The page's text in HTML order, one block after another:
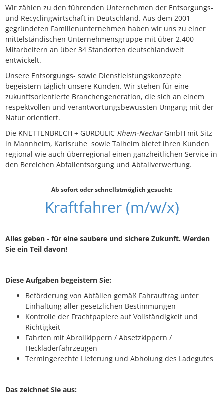
Wir zählen zu den führenden Unternehmen der Entsorgungs-
und Recyclingwirtschaft in Deutschland. Aus dem 2001
gegründeten Familienunternehmen haben wir uns zu einer
mittelständischen Unternehmensgruppe mit über 2.400
Mitarbeitern an über 34 Standorten deutschlandweit
entwickelt.
Unsere Entsorgungs- sowie Dienstleistungskonzepte
begeistern täglich unsere Kunden. Wir stehen für eine
zukunftsorientierte Branchengeneration, die sich an einem
respektvollen und verantwortungsbewussten Umgang mit der
Natur orientiert.
Die KNETTENBRECH + GURDULIC Rhein-Neckar GmbH mit Sitz
in Mannheim, Karlsruhe sowie Talheim bietet ihren Kunden
regional wie auch überregional einen ganzheitlichen Service in
den Bereichen Abfallentsorgung und Abfallverwertung.
Ab sofort oder schnellstmöglich gesucht:
Kraftfahrer (m/w/x)
Alles geben - für eine saubere und sichere Zukunft. Werden
Sie ein Teil davon!
Diese Aufgaben begeistern Sie:
Beförderung von Abfällen gemäß Fahrauftrag unter
Einhaltung aller gesetzlichen Bestimmungen
Kontrolle der Frachtpapiere auf Vollständigkeit und
Richtigkeit
Fahrten mit Abrollkippern / Absetzkippern /
Heckladerfahrzeugen
Termingerechte Lieferung und Abholung des Ladegutes
Das zeichnet Sie aus: